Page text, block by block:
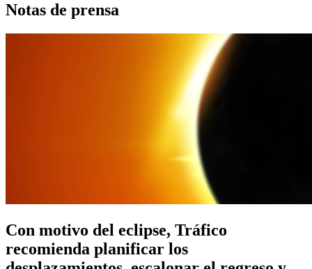
Notas de prensa
Con motivo del eclipse, Tráfico
recomienda planificar los